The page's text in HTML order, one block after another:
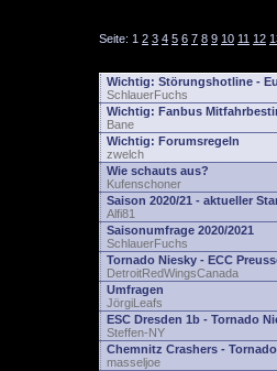
Seite: 1 2 3 4 5 6 7 8 9 10 11 12
Wichtig: Störungshotline -
SchlauerFuchs
Wichtig: Fanbus
Bane
Wichtig: Forumsregeln
zwelch
Wie schauts aus?
Kufenschoner
Saison 2020/21 - aktueller
Alfi81
Saisonumfrage 2020/2021
SchlauerFuchs
Tornado Niesky - ECC
DetroitRedWingsCanada
Umfragen
JörgiLeafs
ESC Dresden 1b - Tornado
Steffen-NY
Chemnitz Crashers -
masseljoe